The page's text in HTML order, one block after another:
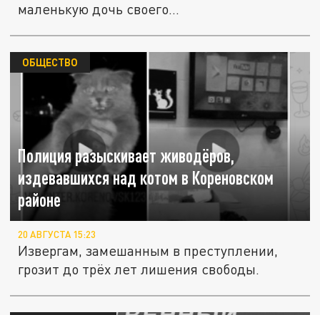
маленькую дочь своего...
Полиция разыскивает живодёров,
издевавшихся над котом в Кореновском
районе
ОБЩЕСТВО
20 АВГУСТА 15:23
Извергам, замешанным в преступлении,
грозит до трёх лет лишения свободы.